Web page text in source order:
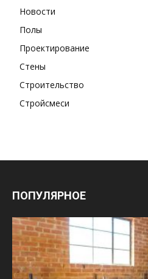
Новости
Полы
Проектирование
Стены
Строительство
Стройсмеси
ПОПУЛЯРНОЕ